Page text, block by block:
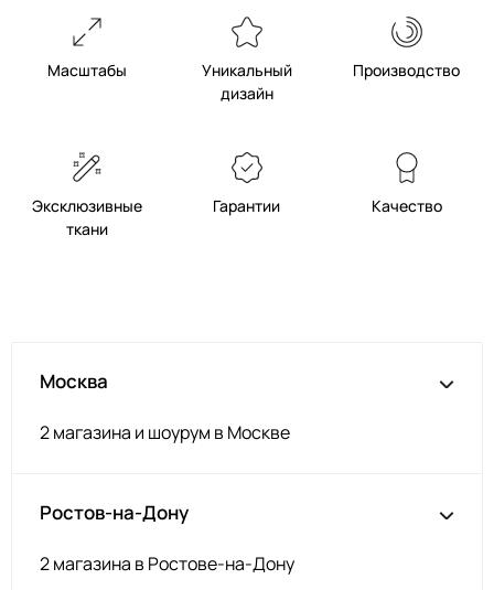
Серый
ЗГ061
Темный беж
ЗГ048
Серо-оливковый
Беж
ЗГ001
Св.серый
Нежн розов
ЗГ060
Салатный
Масштабы
Уникальный
дизайн
Производство
Эксклюзивные
ткани
Гарантии Качество
Москва
2 магазина и шоурум в Москве
Ростов-на-Дону
2 магазина в Ростове-на-Дону